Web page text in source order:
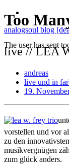
analogsoul blog
live // LEA
andreas
live und in
19.
vorstellen und vor
zu den
musikvergnügen
zum glück anders.